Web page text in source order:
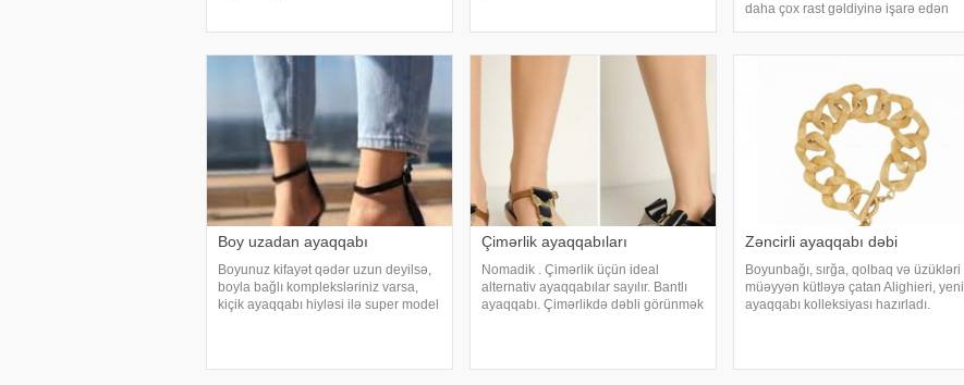
geyinməyi sevir. Bununla birlikdə
Payız/Qış trendlərindən sevdiyimi
daha çox rast gəldiyinə işarə edən
Boy uzadan ayaqqabı
Boyunuz kifayət qədər uzun deyilsə,
boyla bağlı kompleksləriniz varsa,
kiçik ayaqqabı hiyləsi ilə super model
Çimərlik ayaqqabıları
Nomadik . Çimərlik üçün ideal
alternativ ayaqqabılar sayılır. Bantlı
ayaqqabı. Çimərlikdə dəbli görünmək
Zəncirli ayaqqabı dəbi
Boyunbağı, sırğa, qolbaq və üzükləri
müəyyən kütləyə çatan Alighieri, yeni
ayaqqabı kolleksiyası hazırladı.